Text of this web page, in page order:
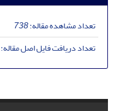
تعداد مشاهده مقاله:738
تعداد دریافت فایل اصل مقاله: